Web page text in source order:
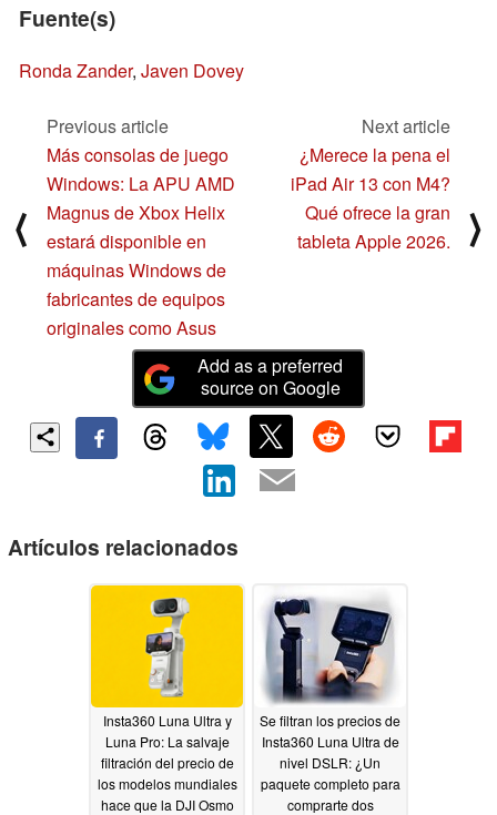
Fuente(s)
Ronda Zander, Javen Dovey
⟨
Previous article
Más consolas de juego
Windows: La APU AMD
Magnus de Xbox Helix
estará disponible en
máquinas Windows de
fabricantes de equipos
originales como Asus
Next article
¿Merece la pena el
iPad Air 13 con M4?
Qué ofrece la gran
tableta Apple 2026.
⟩
Add as a preferred
source on Google
Artículos relacionados
Insta360 Luna Ultra y
Luna Pro: La salvaje
filtración del precio de
los modelos mundiales
hace que la DJI Osmo
Se filtran los precios de
Insta360 Luna Ultra de
nivel DSLR: ¿Un
paquete completo para
comprarte dos